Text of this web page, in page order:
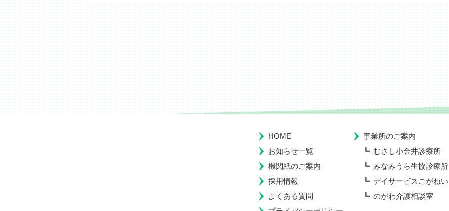
HOME
お知らせ一覧
機関紙のご案内
採用情報
よくある質問
事業所のご案内
むさし小金井診療所
みなみうら生協診療所
デイサービスこがねい
のがわ介護相談室